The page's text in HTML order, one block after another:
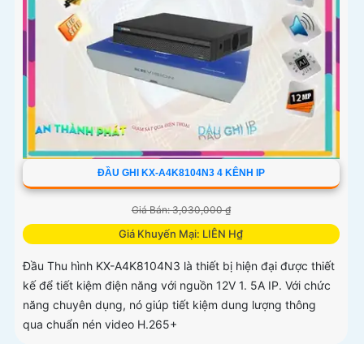
ĐẦU GHI KX-A4K8104N3 4 KÊNH IP
Giá Bán: 3,030,000 ₫
Giá Khuyến Mại: LIÊN H₫
Đầu Thu hình KX-A4K8104N3 là thiết bị hiện đại được thiết
kế để tiết kiệm điện năng với nguồn 12V 1. 5A IP. Với chức
năng chuyên dụng, nó giúp tiết kiệm dung lượng thông
qua chuẩn nén video H.265+